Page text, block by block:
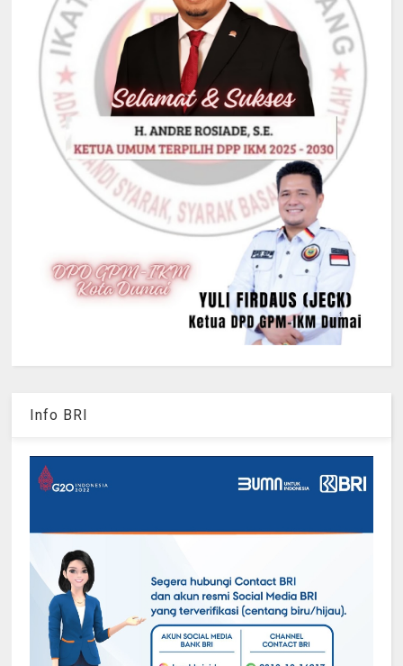
Info BRI